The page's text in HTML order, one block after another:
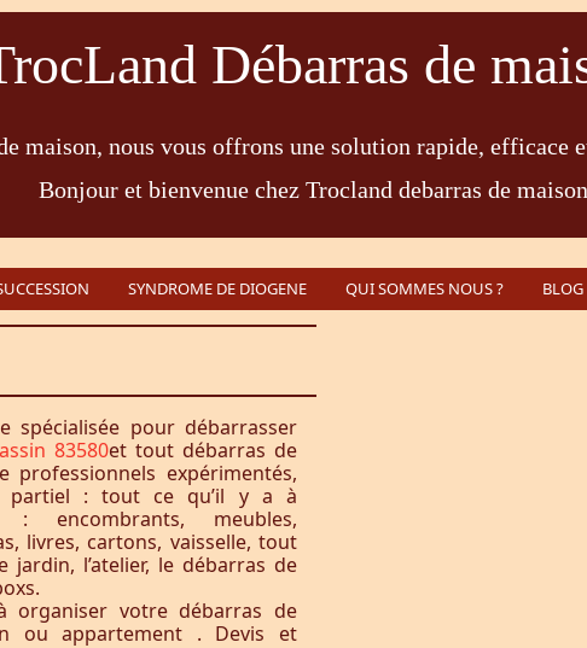
Débarras de
maison, nous vous offrons une solution rapide, efficace
Bonjour et bienvenue chez Trocland debarras de
SYNDROME DE DIOGENE QUI SOMMES NOUS ? BLOG
spécialisée pour débarrasser
83580et tout débarras de
expérimentés,
partiel : tout ce qu’il y a à
encombrants, meubles,
livres, cartons, vaisselle, tout
l’atelier, le débarras de
organiser votre débarras de
ou appartement . Devis et